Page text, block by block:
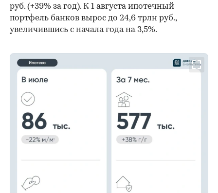
руб. (+39% за год). К 1 августа ипотечный
портфель банков вырос до 24,6 трлн руб.,
увеличившись с начала года на 3,5%.